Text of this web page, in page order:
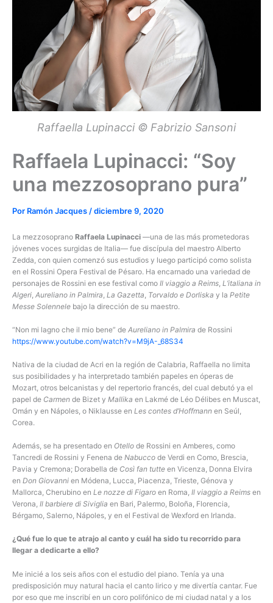
Raffaella Lupinacci © Fabrizio Sansoni
Raffaela Lupinacci: “Soy
una mezzosoprano pura”
Por Ramón Jacques /diciembre 9, 2020
La mezzosoprano Raffaela Lupinacci —una de las más prometedoras
jóvenes voces surgidas de Italia— fue discípula del maestro Alberto
Zedda, con quien comenzó sus estudios y luego participó como solista
en el Rossini Opera Festival de Pésaro. Ha encarnado una variedad de
personajes de Rossini en ese festival como Il viaggio a Reims L’italiana in
Algeri Aureliano in Palmira La Gazetta Torvaldo e Dorliska y la Petite
Messe Solennele bajo la dirección de su maestro.
“Non mi lagno che il mio bene” de Aureliano in Palmira de Rossini
https://www.youtube.com/watch?v=M9jA-_68S34
Nativa de la ciudad de Acri en la región de Calabria, Raffaella no limita
sus posibilidades y ha interpretado también papeles en óperas de
Mozart, otros belcanistas y del repertorio francés, del cual debutó ya el
papel de Carmen de Bizet y Mallika en Lakmé de Léo Délibes en Muscat,
Omán y en Nápoles, o Niklausse en Les contes d’Hoffmann en Seúl,
Corea.
Además, se ha presentado en Otello de Rossini en Amberes, como
Tancredi de Rossini y Fenena de Nabucco de Verdi en Como, Brescia,
Pavia y Cremona; Dorabella de Così fan tutte en Vicenza, Donna Elvira
en Don Giovanni en Módena, Lucca, Piacenza, Trieste, Génova y
Mallorca, Cherubino en Le nozze di Figaro en Roma, Il viaggio a Reims en
Verona, Il barbiere di Siviglia en Bari, Palermo, Boloña, Florencia,
Bérgamo, Salerno, Nápoles, y en el Festival de Wexford en Irlanda.
¿Qué fue lo que te atrajo al canto y cuál ha sido tu recorrido para
llegar a dedicarte a ello?
Me inicié a los seis años con el estudio del piano. Tenía ya una
predisposición muy natural hacia el canto lirico y me divertía cantar. Fue
por eso que me inscribí en un coro polifónico de mi ciudad natal y a los